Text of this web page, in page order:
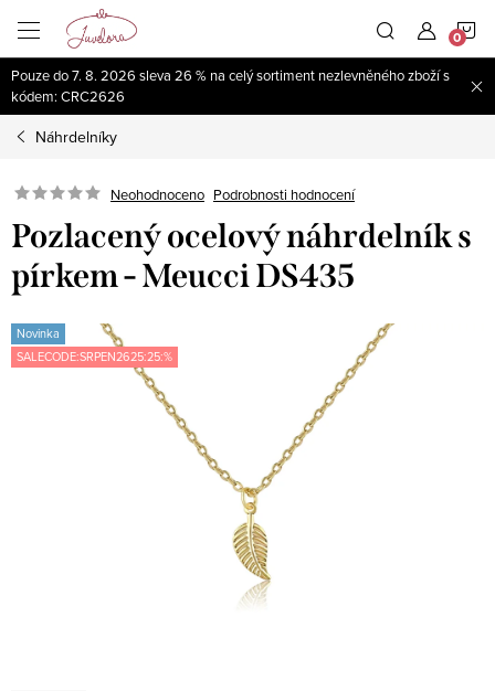
obsah
Pouze do 7. 8. 2026 sleva 26 % na celý sortiment nezlevněného zboží s
kódem: CRC2626
Náhrdelníky
Neohodnoceno Podrobnosti hodnocení
Pozlacený ocelový náhrdelník s
pírkem - Meucci DS435
Novinka
SALECODE:SRPEN2625:25:%